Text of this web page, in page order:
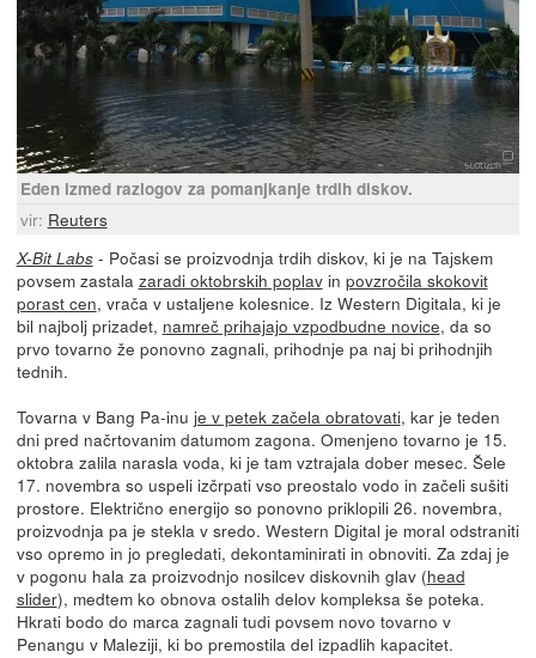
Eden izmed razlogov za pomanjkanje trdih diskov.
vir: Reuters
X-Bit Labs- Počasi se proizvodnja trdih diskov, ki je na Tajskem
povsem zastala zaradi oktobrskih poplavin povzročila skokovit
porast cen, vrača v ustaljene kolesnice. Iz Western Digitala, ki je
bil najbolj prizadet, namreč prihajajo vzpodbudne novice, da so
prvo tovarno že ponovno zagnali, prihodnje pa naj bi prihodnjih
tednih.
Tovarna v Bang Pa-inu je v petek začela obratovati, kar je teden
dni pred načrtovanim datumom zagona. Omenjeno tovarno je 15.
oktobra zalila narasla voda, ki je tam vztrajala dober mesec. Šele
17. novembra so uspeli izčrpati vso preostalo vodo in začeli sušiti
prostore. Električno energijo so ponovno priklopili 26. novembra,
proizvodnja pa je stekla v sredo. Western Digital je moral odstraniti
vso opremo in jo pregledati, dekontaminirati in obnoviti. Za zdaj je
v pogonu hala za proizvodnjo nosilcev diskovnih glav (head
slider), medtem ko obnova ostalih delov kompleksa še poteka.
Hkrati bodo do marca zagnali tudi povsem novo tovarno v
Penangu v Maleziji, ki bo premostila del izpadlih kapacitet.